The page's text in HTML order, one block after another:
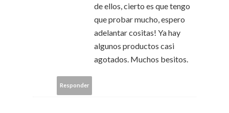
de ellos, cierto es que tengo
que probar mucho, espero
adelantar cositas! Ya hay
algunos productos casi
agotados. Muchos besitos.
Responder